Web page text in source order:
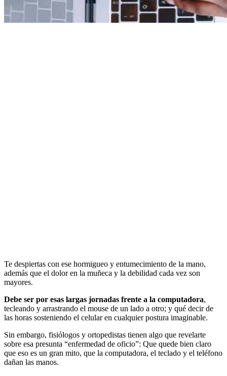
Te despiertas con ese hormigueo y entumecimiento de la mano,
además que el dolor en la muñeca y la debilidad cada vez son
mayores.
Debe ser por esas largas jornadas frente a la computadora,
tecleando y arrastrando el mouse de un lado a otro; y qué decir de
las horas sosteniendo el celular en cualquier postura imaginable.
Sin embargo, fisiólogos y ortopedistas tienen algo que revelarte
sobre esa presunta “enfermedad de oficio”: Que quede bien claro
que eso es un gran mito, que la computadora, el teclado y el teléfono
dañan las manos.